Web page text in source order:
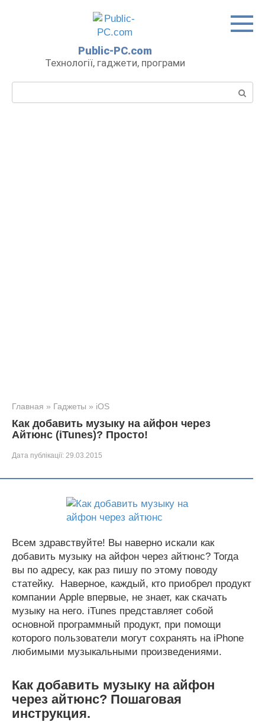
Public-PC.com
Технології, гаджети, програми
Главная » Гаджеты » iOS
Как добавить музыку на айфон через
Айтюнс (iTunes)? Просто!
Дата публікації: 29.03.2015
Всем здравствуйте! Вы наверно искали как
добавить музыку на айфон через айтюнс? Тогда
вы по адресу, как раз пишу по этому поводу
статейку. Наверное, каждый, кто приобрел продукт
компании Apple впервые, не знает, как скачать
музыку на него. iTunes представляет собой
основной программный продукт, при помощи
которого пользователи могут сохранять на iPhone
любимыми музыкальными произведениями.
Как добавить музыку на айфон
через айтюнс? Пошаговая
инструкция.